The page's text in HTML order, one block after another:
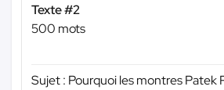
Texte #2
500 mots
Sujet : Pourquoi les montres